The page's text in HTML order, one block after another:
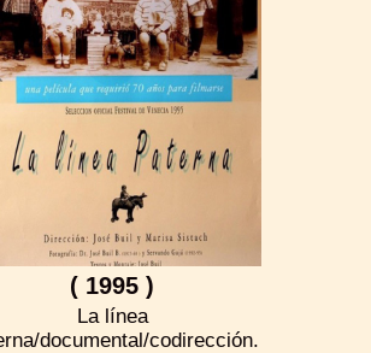
( 1995 )
La línea
documental/codirección.